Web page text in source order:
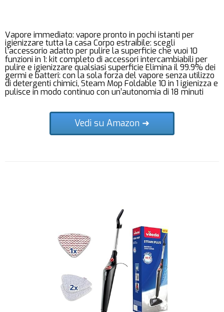
Vapore immediato: vapore pronto in pochi istanti per
igienizzare tutta la casa Corpo estraibile: scegli
l’accessorio adatto per pulire la superficie che vuoi 10
funzioni in 1: kit completo di accessori intercambiabili per
pulire e igienizzare qualsiasi superficie Elimina il 99.9% dei
germi e batteri: con la sola forza del vapore senza utilizzo
di detergenti chimici, Steam Mop Foldable 10 in 1 igienizza e
pulisce in modo continuo con un’autonomia di 18 minuti
Vedi su Amazon ➜